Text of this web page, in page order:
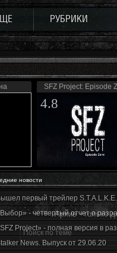
РУБРИКИ
SFZ Project: Episode
4.8
новости
первый трейлер
- четвертый отчет о
Project» - полная версия в
News. Выпуск от 29.06.20
Архив - только